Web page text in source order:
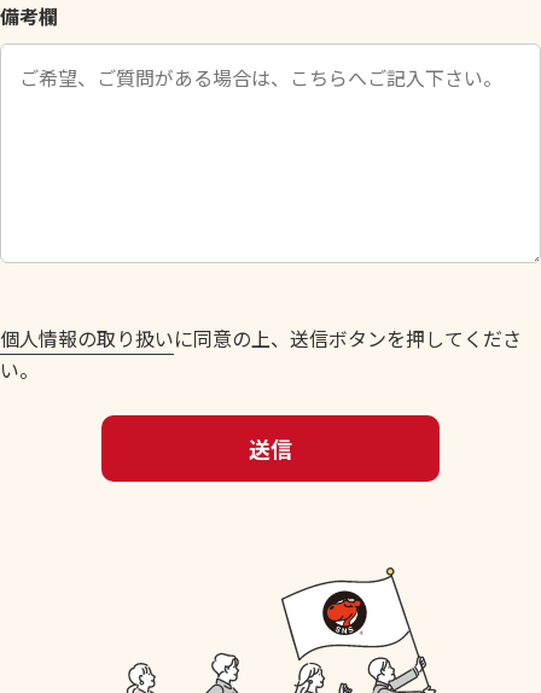
空
の
だ
い
。
備考欄
個人情報の取り扱いに同意の上、送信ボタンを押してくださ
い。